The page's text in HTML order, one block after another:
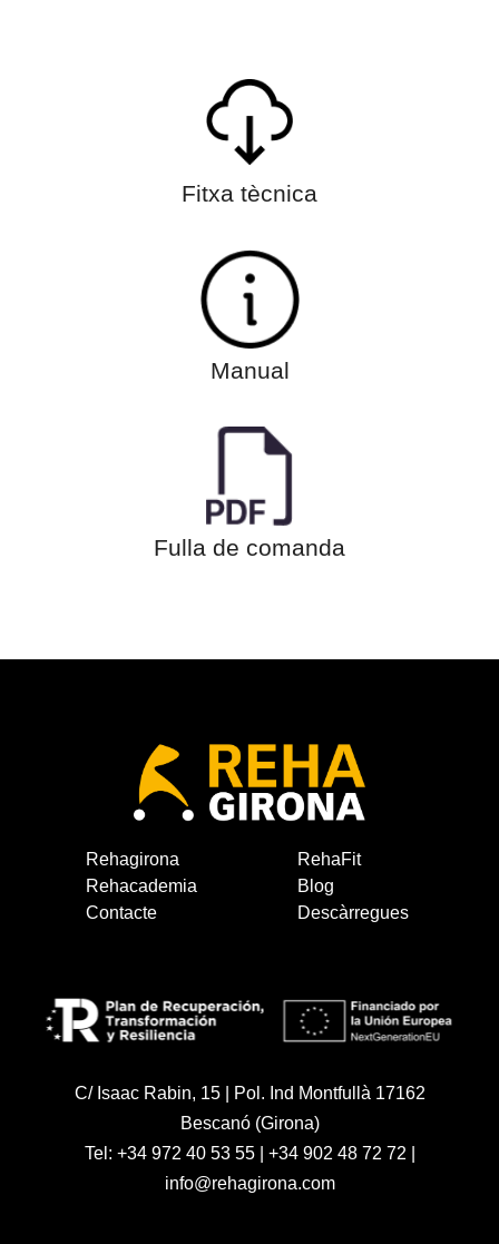
Fitxa tècnica
Manual
Fulla de comanda
Rehagirona
RehaFit
Rehacademia
Blog
Contacte
Descàrregues
C/ Isaac Rabin, 15 | Pol. Ind Montfullà 17162
Bescanó (Girona)
Tel: +34 972 40 53 55| +34 902 48 72 72
info@rehagirona.com